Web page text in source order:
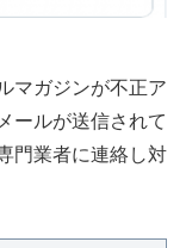
マガジンが不正ア
ールが送信されて
門業者に連絡し対